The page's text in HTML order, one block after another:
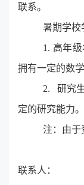
联系。
暑期学校
1. 高年
拥有一定的数学
2.研究
定的研究能力。
注：由于
联系人：